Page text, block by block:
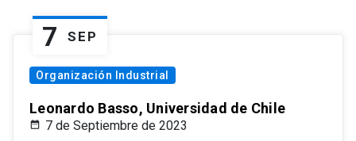
7 SEP
Organización Industrial
Leonardo Basso, Universidad de Chile
7 de Septiembre de 2023